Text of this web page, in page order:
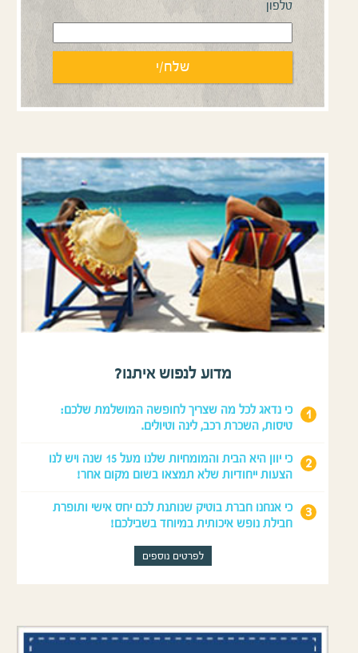
טלפון
מדוע לנפוש איתנו?
כי נדאג לכל מה שצריך לחופשה המושלמת שלכם:
טיסות, השכרת רכב, לינה וטיולים.
כי יוון היא הבית והמומחיות שלנו מעל 15 שנה ויש לנו
הצעות ייחודיות שלא תמצאו בשום מקום אחר!
כי אנחנו חברת בוטיק שנותנת לכם יחס אישי ותופרת
חבילת נופש איכותית במיוחד בשבילכם!
לפרטים נוספים